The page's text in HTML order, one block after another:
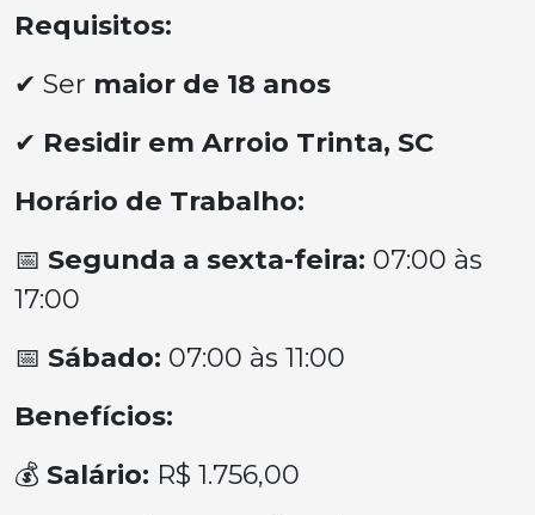
Requisitos:
✔ Ser maior de 18 anos
✔ Residir em Arroio Trinta, SC
Horário de Trabalho:
📅 Segunda a sexta-feira: 07:00 às
17:00
📅 Sábado: 07:00 às 11:00
Benefícios:
💰 Salário: R$ 1.756,00